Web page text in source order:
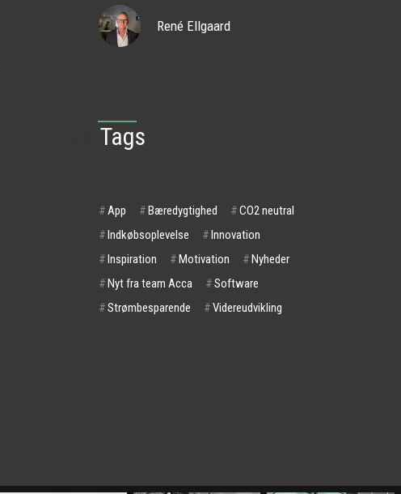
René Ellgaard
Tags
#App #Bæredygtighed #CO2 neutral
#Indkøbsoplevelse #Innovation
#Inspiration #Motivation #Nyheder
#Nyt fra team Acca #Software
#Strømbesparende #Videreudvikling